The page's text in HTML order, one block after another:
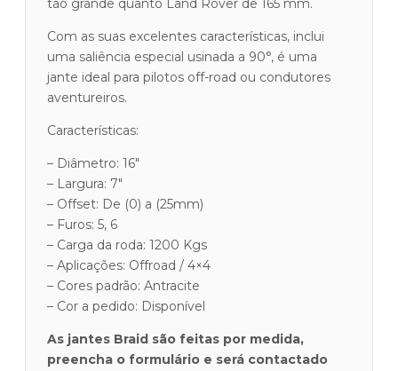
tão grande quanto Land Rover de 165 mm.
Com as suas excelentes características, inclui
uma saliência especial usinada a 90°, é uma
jante ideal para pilotos off-road ou condutores
aventureiros.
Características:
– Diâmetro: 16″
– Largura: 7″
– Offset: De (0) a (25mm)
– Furos: 5, 6
– Carga da roda: 1200 Kgs
– Aplicações: Offroad / 4×4
– Cores padrão: Antracite
– Cor a pedido: Disponível
As jantes Braid são feitas por medida,
preencha o formulário e será contactado